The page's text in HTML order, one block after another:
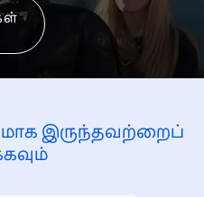
இருந்தவற்றைப்